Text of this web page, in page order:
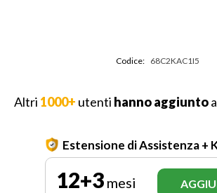
Codice: 68C2KAC1I5
Altri 1000+ utenti hanno aggiunto
Estensione di Assistenza +
12+3 mesi